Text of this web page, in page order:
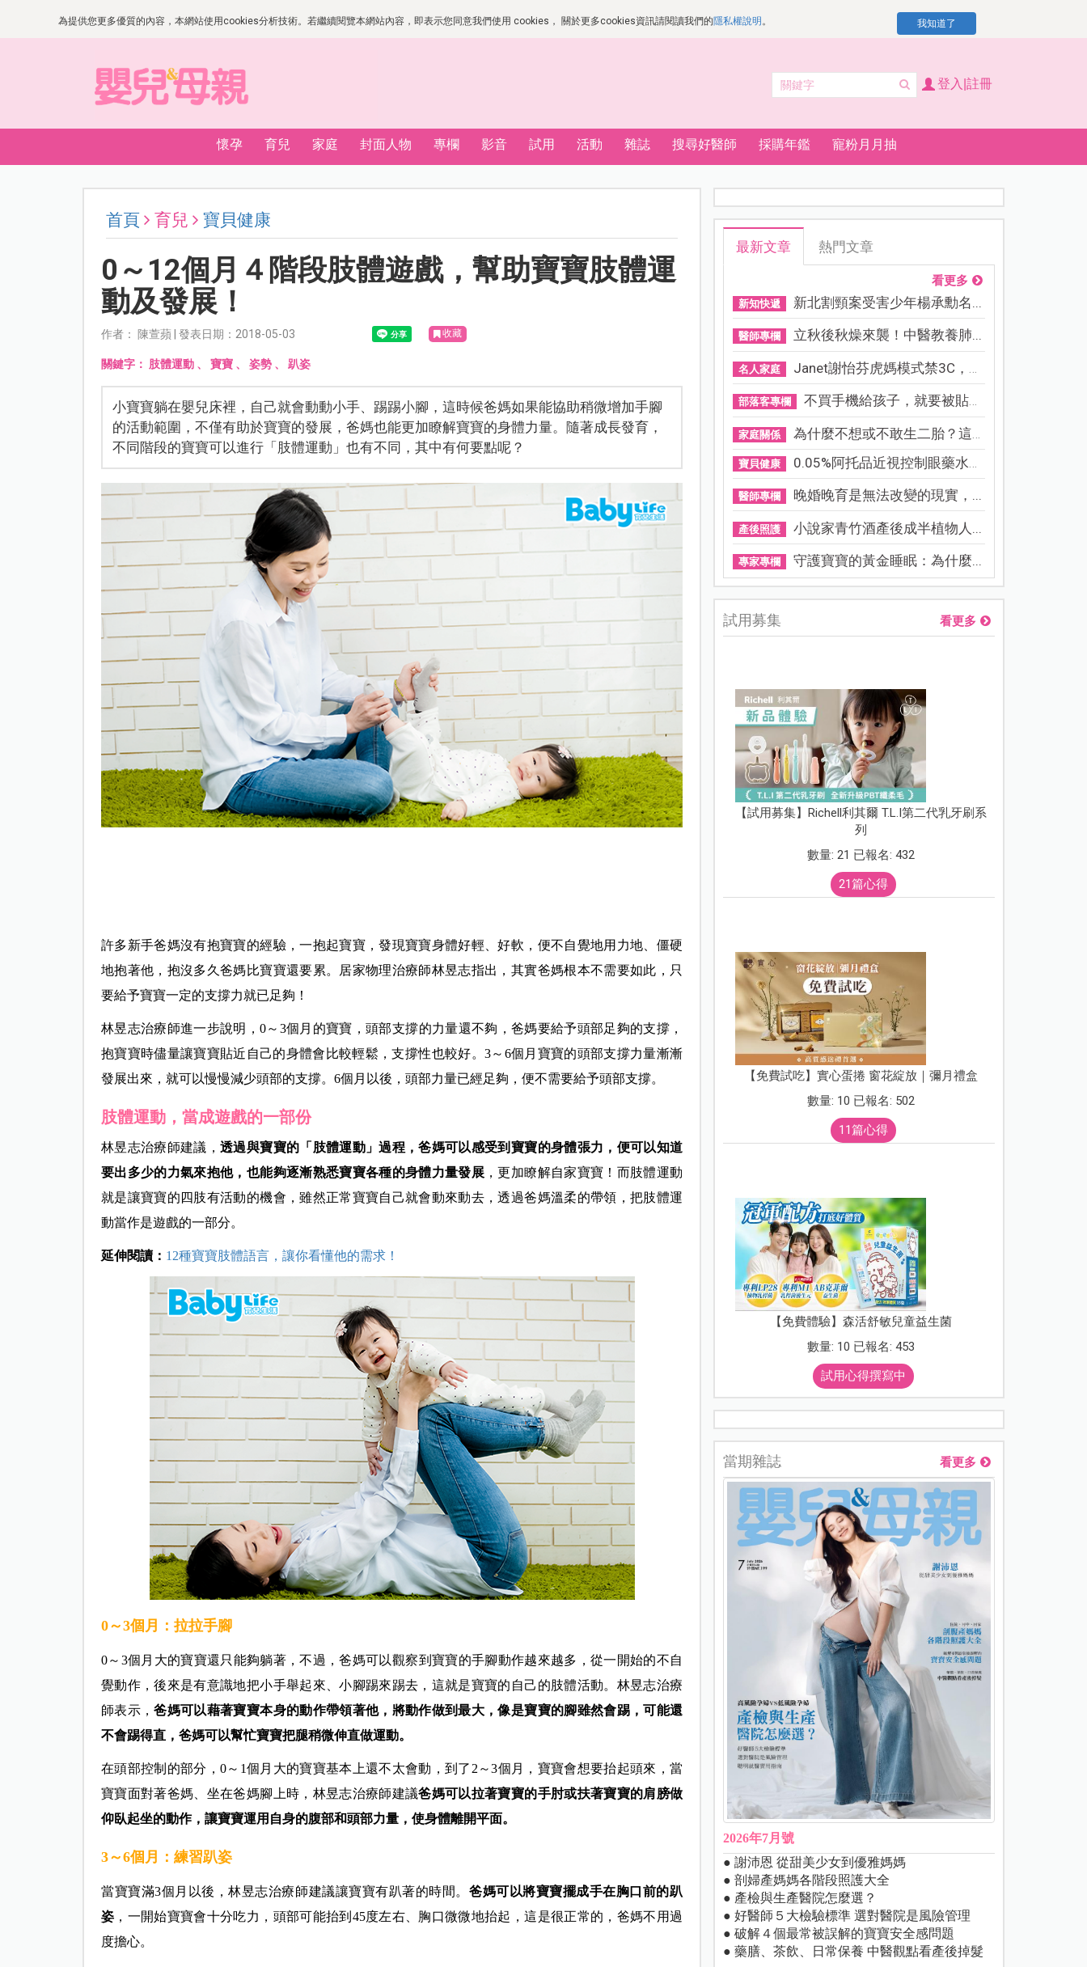
為提供您更多優質的內容，本網站使用cookies分析技術。若繼續閱覽本網站內容，即表示您同意我們使用 cookies， 關於更多cookies資訊請閱讀我們的隱私權說明 。 我知道了
登入|註冊
懷孕 育兒 家庭 封面人物 專欄 影音 試用 活動 雜誌 搜尋好醫師 採購年鑑 寵粉月月抽
首頁 育兒 寶貝健康
0～12個月４階段肢體遊戲，幫助寶寶肢體運
動及發展！
作者： 陳萱蘋 | 發表日期：2018-05-03 收藏
關鍵字： 肢體運動、 寶寶、 姿勢、 趴姿
小寶寶躺在嬰兒床裡，自己就會動動小手、踢踢小腳，這時候爸媽如果能協助稍微增加手腳
的活動範圍，不僅有助於寶寶的發展，爸媽也能更加瞭解寶寶的身體力量。隨著成長發育，
不同階段的寶寶可以進行「肢體運動」也有不同，其中有何要點呢？
許多新手爸媽沒有抱寶寶的經驗，一抱起寶寶，發現寶寶身體好輕、好軟，便不自覺地用力地、僵硬
地抱著他，抱沒多久爸媽比寶寶還要累。居家物理治療師林昱志指出，其實爸媽根本不需要如此，只
要給予寶寶一定的支撐力就已足夠！
林昱志治療師進一步說明，0～3個月的寶寶，頭部支撐的力量還不夠，爸媽要給予頭部足夠的支撐，
抱寶寶時儘量讓寶寶貼近自己的身體會比較輕鬆，支撐性也較好。3～6個月寶寶的頭部支撐力量漸漸
發展出來，就可以慢慢減少頭部的支撐。6個月以後，頭部力量已經足夠，便不需要給予頭部支撐。
肢體運動，當成遊戲的一部份
林昱志治療師建議，透過與寶寶的「肢體運動」過程，爸媽可以感受到寶寶的身體張力，便可以知道
要出多少的力氣來抱他，也能夠逐漸熟悉寶寶各種的身體力量發展 ，更加瞭解自家寶寶！而肢體運動
就是讓寶寶的四肢有活動的機會，雖然正常寶寶自己就會動來動去，透過爸媽溫柔的帶領，把肢體運
動當作是遊戲的一部分。
延伸閱讀： 12種寶寶肢體語言，讓你看懂他的需求！
0～3個月：拉拉手腳
0～3個月大的寶寶還只能夠躺著，不過，爸媽可以觀察到寶寶的手腳動作越來越多，從一開始的不自
覺動作，後來是有意識地把小手舉起來、小腳踢來踢去，這就是寶寶的自己的肢體活動。林昱志治療
師表示，爸媽可以藉著寶寶本身的動作帶領著他，將動作做到最大，像是寶寶的腳雖然會踢，可能還
不會踢得直，爸媽可以幫忙寶寶把腿稍微伸直做運動。
在頭部控制的部分，0～1個月大的寶寶基本上還不太會動，到了2～3個月，寶寶會想要抬起頭來，當
寶寶面對著爸媽、坐在爸媽腳上時，林昱志治療師建議爸媽可以拉著寶寶的手肘或扶著寶寶的肩膀做
仰臥起坐的動作，讓寶寶運用自身的腹部和頭部力量，使身體離開平面。
3～6個月：練習趴姿
當寶寶滿3個月以後，林昱志治療師建議讓寶寶有趴著的時間。 爸媽可以將寶寶擺成手在胸口前的趴
姿 ，一開始寶寶會十分吃力，頭部可能抬到45度左右、胸口微微地抬起，這是很正常的，爸媽不用過
度擔心。
最新文章 熱門文章
看更多
新知快遞 新北割頸案受害少年楊承勳名...
醫師專欄 立秋後秋燥來襲！中醫教養肺...
名人家庭 Janet謝怡芬虎媽模式禁3C，看...
部落客專欄 不買手機給孩子，就要被貼「...
家庭關係 為什麼不想或不敢生二胎？這8...
寶貝健康 0.05%阿托品近視控制眼藥水納...
醫師專欄 晚婚晚育是無法改變的現實，...
產後照護 小說家青竹酒產後成半植物人...
專家專欄 守護寶寶的黃金睡眠：為什麼...
試用募集 看更多
【試用募集】Richell利其爾 T.L.I第二代乳牙刷系
列
數量: 21 已報名: 432
21篇心得
【免費試吃】實心蛋捲 窗花綻放｜彌月禮盒
數量: 10 已報名: 502
11篇心得
【免費體驗】森活舒敏兒童益生菌
數量: 10 已報名: 453
試用心得撰寫中
當期雜誌 看更多
2026年7月號
● 謝沛恩 從甜美少女到優雅媽媽
● 剖婦產媽媽各階段照護大全
● 產檢與生產醫院怎麼選？
● 好醫師５大檢驗標準 選對醫院是風險管理
● 破解４個最常被誤解的寶寶安全感問題
● 藥膳、茶飲、日常保養 中醫觀點看產後掉髮